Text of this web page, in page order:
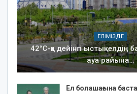
ЕЛІМІЗДЕ
42°C-қа дейінгі ыстық: елдің
ауа райына…
Ел болашағына